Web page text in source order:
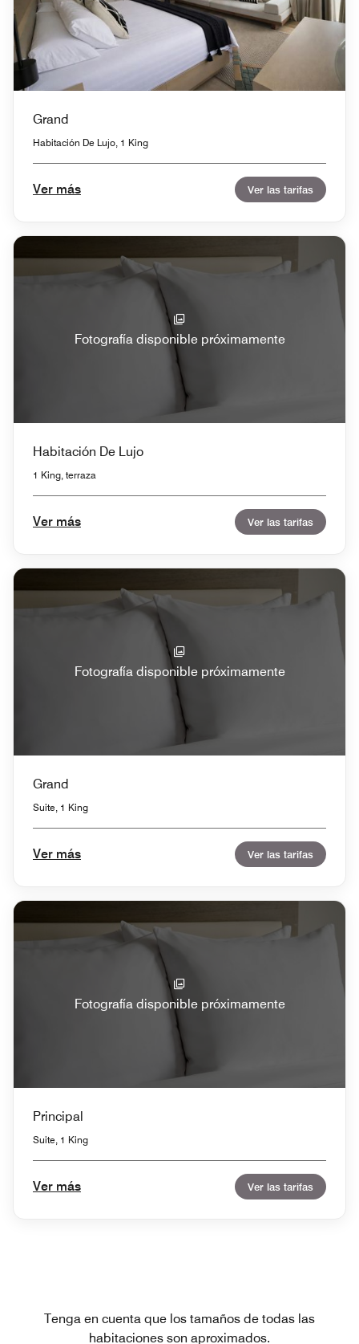
Grand
Habitación De Lujo, 1 King
Ver más Ver las tarifas
Fotografía disponible próximamente
Habitación De Lujo
1 King, terraza
Ver más Ver las tarifas
Fotografía disponible próximamente
Grand
Suite, 1 King
Ver más Ver las tarifas
Fotografía disponible próximamente
Principal
Suite, 1 King
Ver más Ver las tarifas
Tenga en cuenta que los tamaños de todas las
habitaciones son aproximados.